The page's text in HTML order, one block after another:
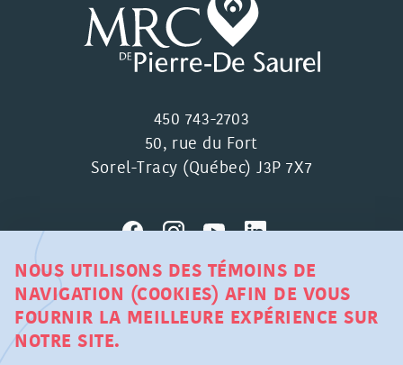
450 743-2703
50, rue du Fort
Sorel-Tracy (Québec) J3P 7X7
MRC DE PIERRE-DE SAUREL ©
TOUS DROITS RÉSERVÉS
NOUS UTILISONS DES TÉMOINS DE
NAVIGATION (COOKIES) AFIN DE VOUS
FOURNIR LA MEILLEURE EXPÉRIENCE SUR
NOTRE SITE.